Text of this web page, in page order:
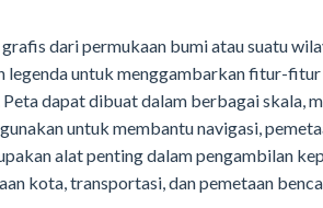
dari permukaan bumi atau suatu
legenda untuk menggambarkan fitur-
Peta dapat dibuat dalam berbagai skala,
untuk membantu navigasi,
alat penting dalam pengambilan
kota, transportasi, dan pemetaan